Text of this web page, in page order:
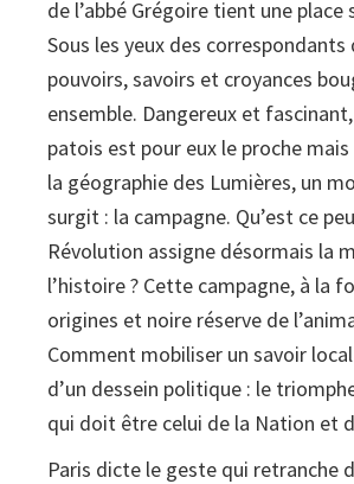
de l’abbé Grégoire tient une
Sous les yeux des correspondants
pouvoirs, savoirs et croyances
ensemble. Dangereux et
patois est pour eux le proche mais
la géographie des Lumières, un
surgit : la campagne. Qu’est ce
Révolution assigne désormais la
l’histoire ? Cette campagne, à la
origines et noire réserve de
Comment mobiliser un savoir
d’un dessein politique : le
qui doit être celui de la Nation et
Paris dicte le geste qui retranche